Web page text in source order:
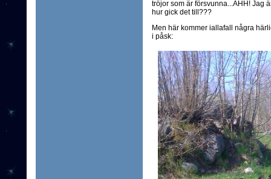
tröjor som är försvunna...AHH! Jag
hur gick det till???
Men här kommer iallafall några
i påsk: